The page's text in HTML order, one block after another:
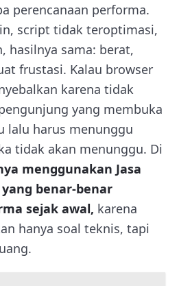
perencanaan performa.
script tidak teroptimasi,
hasilnya sama: berat,
frustasi. Kalau browser
karena tidak
yang membuka
lalu harus menunggu
tidak akan menunggu. Di
menggunakan Jasa
benar-benar
sejak awal, karena
hanya soal teknis, tapi